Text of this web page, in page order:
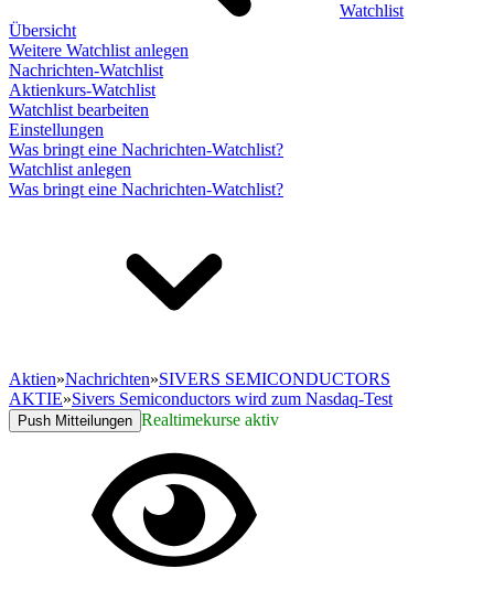
Watchlist
Übersicht
Weitere Watchlist anlegen
Nachrichten-Watchlist
Aktienkurs-Watchlist
Watchlist bearbeiten
Einstellungen
Was bringt eine Nachrichten-Watchlist?
Watchlist anlegen
Was bringt eine Nachrichten-Watchlist?
Aktien»Nachrichten»SIVERS SEMICONDUCTORS
AKTIE»Sivers Semiconductors wird zum Nasdaq-Test
Push Mitteilungen Realtimekurse aktiv